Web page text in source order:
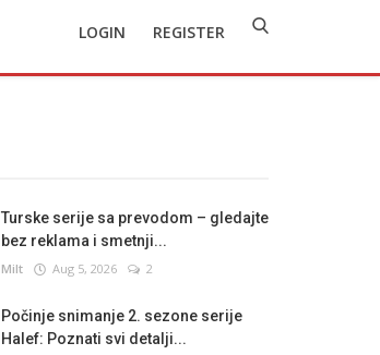
LOGIN REGISTER
Turske serije sa prevodom – gledajte
bez reklama i smetnji...
Milt Aug 5, 2026 2
Počinje snimanje 2. sezone serije
Halef: Poznati svi detalji...